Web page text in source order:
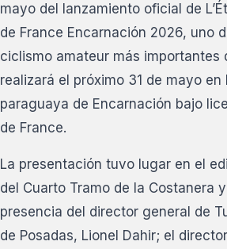
mayo del lanzamiento oficial de
de France Encarnación 2026, uno
ciclismo amateur más importantes
realizará el próximo 31 de mayo en
paraguaya de Encarnación bajo
de France.
La presentación tuvo lugar en el
del Cuarto Tramo de la Costanera
presencia del director general de
de Posadas, Lionel Dahir; el